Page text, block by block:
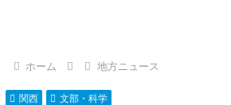
ホーム 地方ニュース
関西 文部・科学